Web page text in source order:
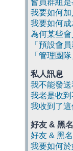
會員群組是
我要如何加
我要如何
為何某些
「預設會
「管理團
私人訊息
我不能發送
我老是收到
我收到了
好友 & 黑
好友 & 黑
我要如何